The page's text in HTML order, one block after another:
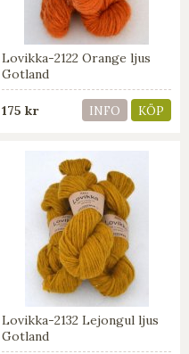
Lovikka-2122 Orange ljus
Gotland
175 kr INFO KÖP
Lovikka-2132 Lejongul ljus
Gotland